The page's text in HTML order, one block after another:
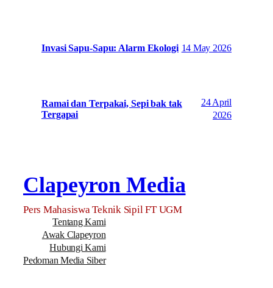
Invasi Sapu-Sapu: Alarm Ekologi 14 May 2026
Ramai dan Terpakai, Sepi bak tak
Tergapai
24 April
2026
Clapeyron Media
Pers Mahasiswa Teknik Sipil FT UGM
Tentang Kami
Awak Clapeyron
Hubungi Kami
Pedoman Media Siber